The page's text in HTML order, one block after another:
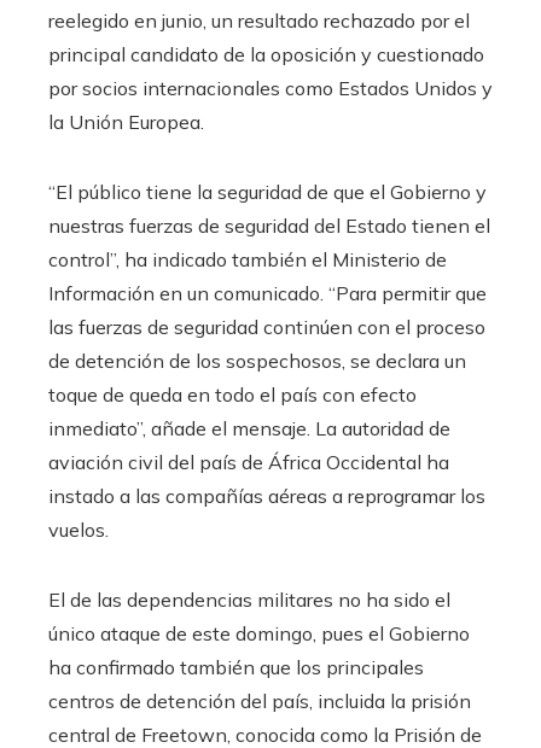
reelegido en junio, un resultado rechazado por el
principal candidato de la oposición y cuestionado
por socios internacionales como Estados Unidos y
la Unión Europea.
“El público tiene la seguridad de que el Gobierno y
nuestras fuerzas de seguridad del Estado tienen el
control”, ha indicado también el Ministerio de
Información en un comunicado. “Para permitir que
las fuerzas de seguridad continúen con el proceso
de detención de los sospechosos, se declara un
toque de queda en todo el país con efecto
inmediato”, añade el mensaje. La autoridad de
aviación civil del país de África Occidental ha
instado a las compañías aéreas a reprogramar los
vuelos.
El de las dependencias militares no ha sido el
único ataque de este domingo, pues el Gobierno
ha confirmado también que los principales
centros de detención del país, incluida la prisión
central de Freetown, conocida como la Prisión de